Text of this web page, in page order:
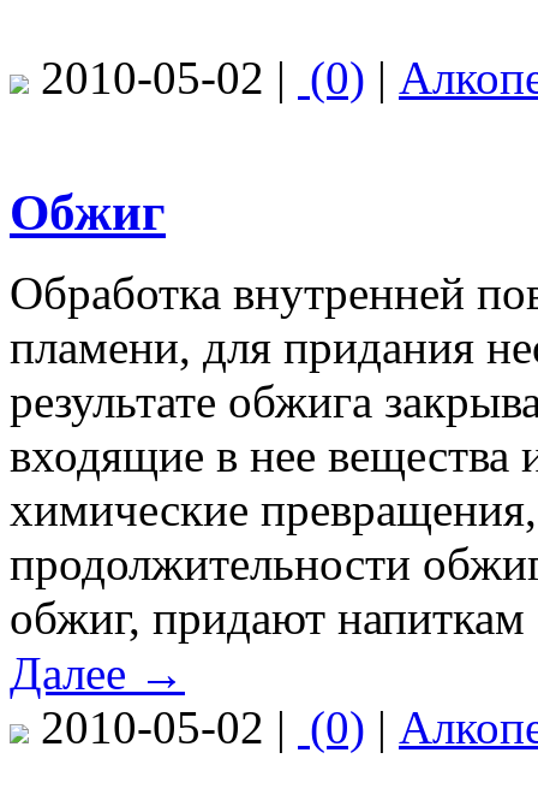
2010-05-02 | (0) |
Обжиг
Обработка внутренней
пламени, для придания
результате обжига
входящие в нее
химические
продолжительности
обжиг, придают напиткам
Далее →
2010-05-02 | (0) |